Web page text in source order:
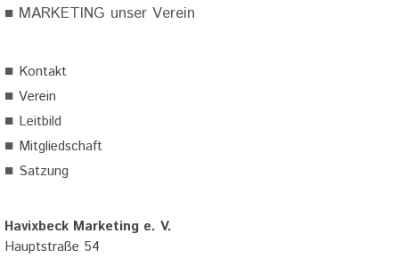
■ MARKETING unser Verein
■ Kontakt
■ Verein
■ Leitbild
■ Mitgliedschaft
■ Satzung
Havixbeck Marketing e. V.
Hauptstraße 54